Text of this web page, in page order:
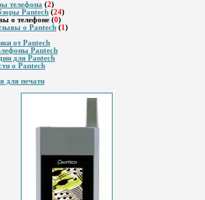
телефона (2)
Pantech (24)
о телефоне (0)
о Pantech (1 )
от Pantech
Pantech
для Pantech
о Pantech
для печати